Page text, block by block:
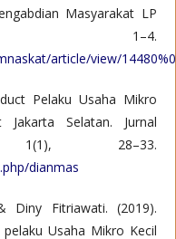
Masyarakat LP
1–4.
article/view/
Pelaku Usaha Mikro
Selatan. Jurnal
1(1), 28–33.
dianmas
Diny Fitriawati. (2019).
Usaha Mikro Kecil